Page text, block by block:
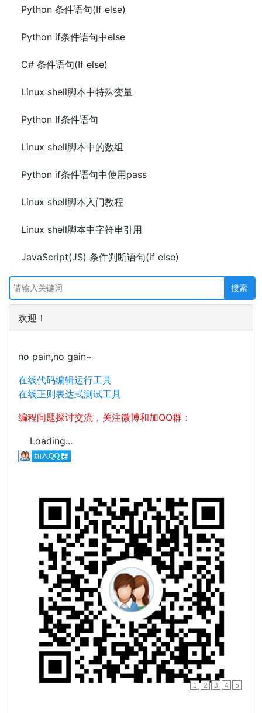
Python 条件语句(If else)
Python if条件语句中else
C# 条件语句(If else)
Linux shell脚本中特殊变量
Python If条件语句
Linux shell脚本中的数组
Python if条件语句中使用pass
Linux shell脚本入门教程
Linux shell脚本中字符串引用
JavaScript(JS) 条件判断语句(if else)
欢迎！
no pain,no gain~
在线代码编辑运行工具
在线正则表达式测试工具
编程问题探讨交流，关注微博和加QQ群：
Loading...
1 2 3 4 5